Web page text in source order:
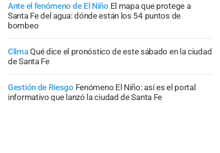
Ante el fenómeno de El Niño El mapa que protege a
Santa Fe del agua: dónde están los 54 puntos de
bombeo
Clima Qué dice el pronóstico de este sábado en la ciudad
de Santa Fe
Gestión de Riesgo Fenómeno El Niño: así es el portal
informativo que lanzó la ciudad de Santa Fe